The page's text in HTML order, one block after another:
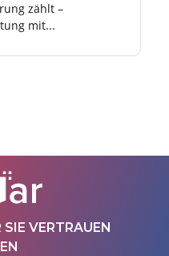
zählt –
mit...
VERTRAUEN